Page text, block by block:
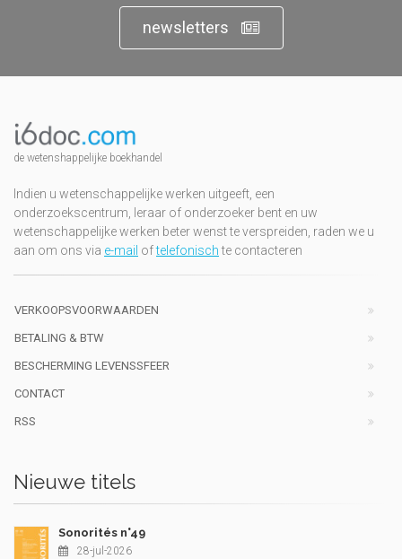
newsletters
de wetenshappelijke boekhandel
Indien u wetenschappelijke werken uitgeeft, een
onderzoekscentrum, leraar of onderzoeker bent en uw
wetenschappelijke werken beter wenst te verspreiden, raden we u
aan om ons via e-mail oftelefonischte contacteren
VERKOOPSVOORWAARDEN
BETALING & BTW
BESCHERMING LEVENSSFEER
CONTACT
RSS
Nieuwe titels
Sonorités n°49
28-jul-2026